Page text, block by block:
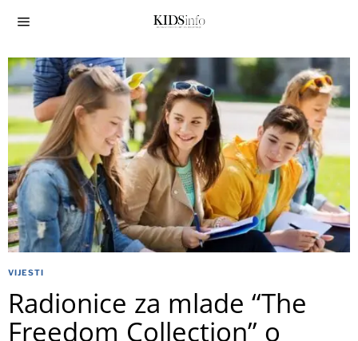
VIJESTI
Radionice za mlade “The
Freedom Collection” o